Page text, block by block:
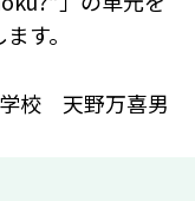
す。
校 天野万喜男